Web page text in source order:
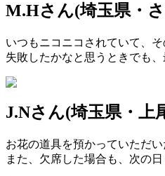
M.Hさん(埼玉県・
いつもニコニコされていて、
失敗したかなと思うときでも
J.Nさん(埼玉県・上
お花の道具を預かっていただ
また、欠席した場合も、次の